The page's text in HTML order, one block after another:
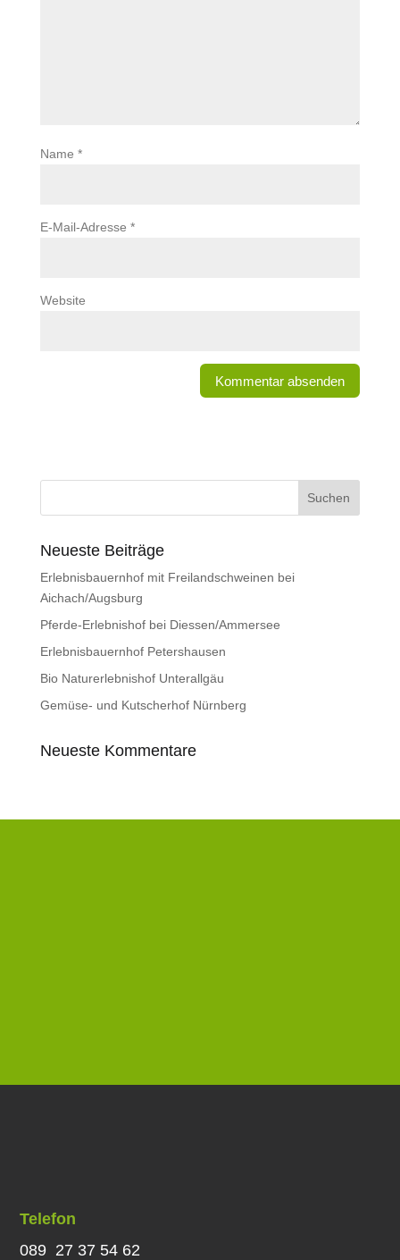
Name *
E-Mail-Adresse *
Website
Neueste Beiträge
Erlebnisbauernhof mit Freilandschweinen bei
Aichach/Augsburg
Pferde-Erlebnishof bei Diessen/Ammersee
Erlebnisbauernhof Petershausen
Bio Naturerlebnishof Unterallgäu
Gemüse- und Kutscherhof Nürnberg
Neueste Kommentare
Telefon
089 27 37 54 62